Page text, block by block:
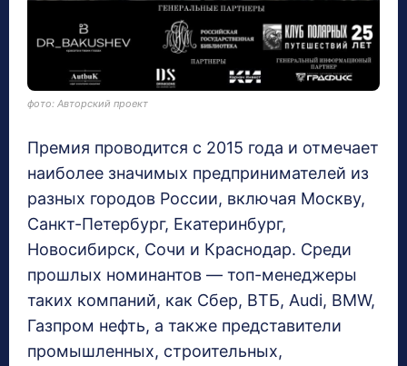
фото: Авторский проект
Премия проводится с 2015 года и отмечает
наиболее значимых предпринимателей из
разных городов России, включая Москву,
Санкт-Петербург, Екатеринбург,
Новосибирск, Сочи и Краснодар. Среди
прошлых номинантов — топ-менеджеры
таких компаний, как Сбер, ВТБ, Audi, BMW,
Газпром нефть, а также представители
промышленных, строительных,